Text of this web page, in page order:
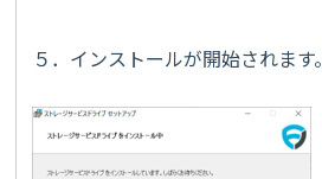
５．インストールが開始されます。